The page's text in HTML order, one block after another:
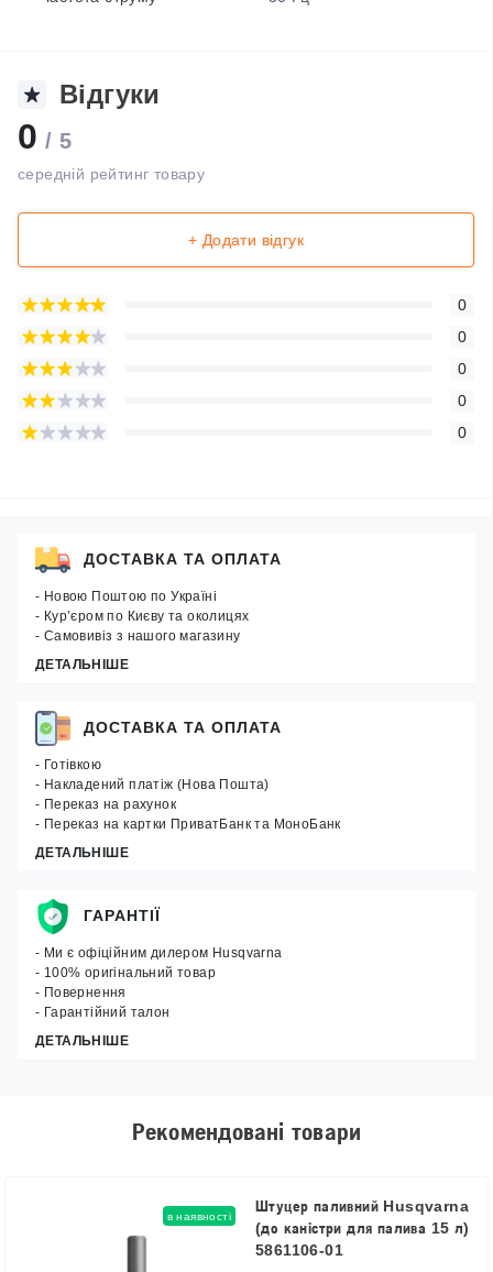
Відгуки
0 / 5
середній рейтинг товару
+ Додати відгук
0
0
0
0
0
ДОСТАВКА ТА ОПЛАТА
- Новою Поштою по Україні
- Кур’єром по Києву та околицях
- Самовивіз з нашого магазину
ДЕТАЛЬНІШЕ
ДОСТАВКА ТА ОПЛАТА
- Готівкою
- Накладений платіж (Нова Пошта)
- Переказ на рахунок
- Переказ на картки ПриватБанк та МоноБанк
ДЕТАЛЬНІШЕ
ГАРАНТІЇ
- Ми є офіційним дилером Husqvarna
- 100% оригінальний товар
- Повернення
- Гарантійний талон
ДЕТАЛЬНІШЕ
Рекомендовані товари
в наявності
Штуцер паливний Husqvarna
(до каністри для палива 15 л)
5861106-01